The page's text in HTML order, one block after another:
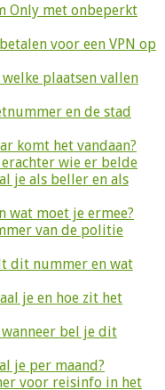
Only met onbeperkt
voor een VPN op
plaatsen vallen
en de stad
komt het vandaan?
wie er belde
je als beller en als
wat moet je ermee?
van de politie
dit nummer en wat
je en hoe zit het
bel je dit
je per maand?
voor reisinfo in het